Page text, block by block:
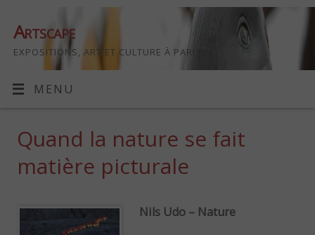
Artscape
EXPOSITIONS, ART ET CULTURE À PARIS
MENU
Quand la nature se fait
matière picturale
Nils Udo – Nature